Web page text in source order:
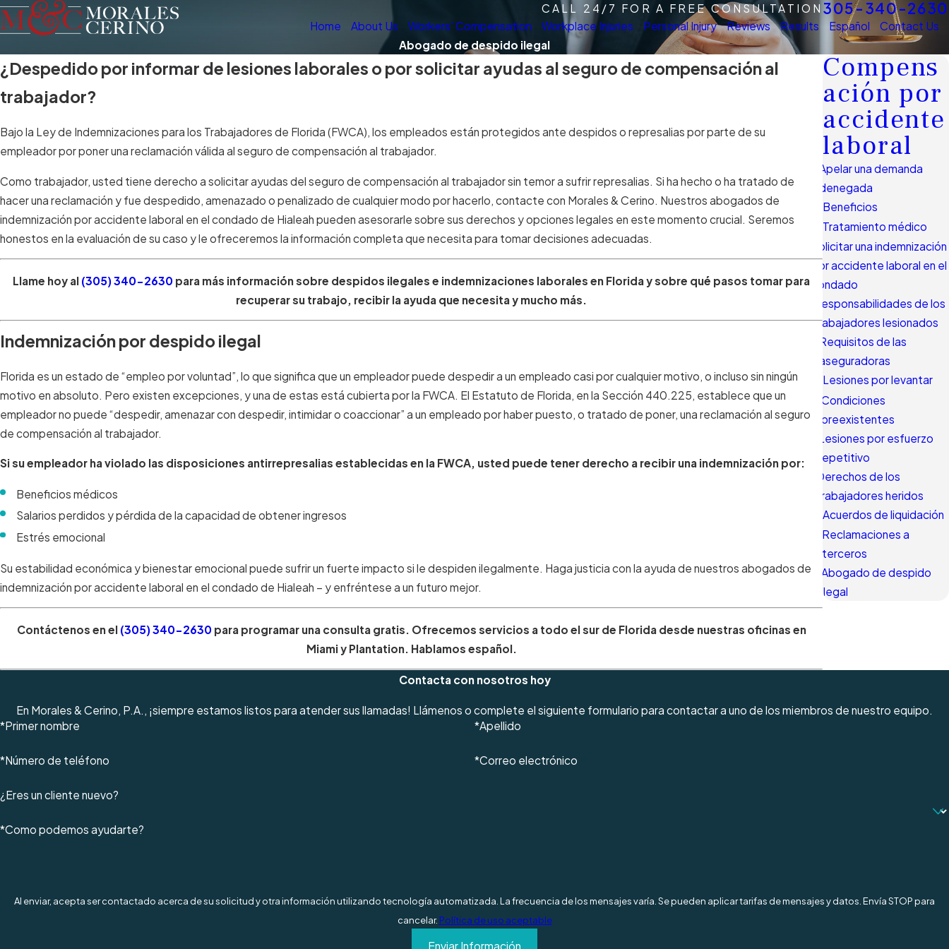
CALL 24/7 FOR A FREE CONSULTATION 305-340-2630
Home About Us Workers' Compensation Workplace Injuries Personal Injury Reviews Results Español
Contact Us
Abogado de despido ilegal
¿Despedido por informar de lesiones laborales o por solicitar ayudas al seguro de compensación al
trabajador?
Bajo la Ley de Indemnizaciones para los Trabajadores de Florida (FWCA), los empleados están protegidos ante despidos o represalias por parte de su
empleador por poner una reclamación válida al seguro de compensación al trabajador.
Como trabajador, usted tiene derecho a solicitar ayudas del seguro de compensación al trabajador sin temor a sufrir represalias. Si ha hecho o ha tratado de
hacer una reclamación y fue despedido, amenazado o penalizado de cualquier modo por hacerlo, contacte con Morales & Cerino. Nuestros abogados de
indemnización por accidente laboral en el condado de Hialeah pueden asesorarle sobre sus derechos y opciones legales en este momento crucial. Seremos
honestos en la evaluación de su caso y le ofreceremos la información completa que necesita para tomar decisiones adecuadas.
Llame hoy al (305) 340-2630 para más información sobre despidos ilegales e indemnizaciones laborales en Florida y sobre qué pasos tomar para
recuperar su trabajo, recibir la ayuda que necesita y mucho más.
Indemnización por despido ilegal
Florida es un estado de “empleo por voluntad”, lo que significa que un empleador puede despedir a un empleado casi por cualquier motivo, o incluso sin ningún
motivo en absoluto. Pero existen excepciones, y una de estas está cubierta por la FWCA. El Estatuto de Florida, en la Sección 440.225, establece que un
empleador no puede “despedir, amenazar con despedir, intimidar o coaccionar” a un empleado por haber puesto, o tratado de poner, una reclamación al seguro
de compensación al trabajador.
Si su empleador ha violado las disposiciones antirrepresalias establecidas en la FWCA, usted puede tener derecho a recibir una indemnización por:
Beneficios médicos
Salarios perdidos y pérdida de la capacidad de obtener ingresos
Estrés emocional
Su estabilidad económica y bienestar emocional puede sufrir un fuerte impacto si le despiden ilegalmente. Haga justicia con la ayuda de nuestros abogados de
indemnización por accidente laboral en el condado de Hialeah – y enfréntese a un futuro mejor.
Contáctenos en el (305) 340-2630 para programar una consulta gratis. Ofrecemos servicios a todo el sur de Florida desde nuestras oficinas en
Miami y Plantation. Hablamos español.
Compens
ación por
accidente
laboral
Apelar una demanda
denegada
Beneficios
Tratamiento médico
Solicitar una indemnización
por accidente laboral en el
condado
Responsabilidades de los
trabajadores lesionados
Requisitos de las
aseguradoras
Lesiones por levantar
Condiciones
preexistentes
Lesiones por esfuerzo
repetitivo
Derechos de los
trabajadores heridos
Acuerdos de liquidación
Reclamaciones a
terceros
Abogado de despido
ilegal
Contacta con nosotros hoy
En Morales & Cerino, P.A., ¡siempre estamos listos para atender sus llamadas! Llámenos o complete el siguiente formulario para contactar a uno de los miembros de nuestro equipo.
*Primer nombre
*Apellido
*Número de teléfono *Correo electrónico
¿Eres un cliente nuevo?
*Como podemos ayudarte?
Al enviar, acepta ser contactado acerca de su solicitud y otra información utilizando tecnología automatizada. La frecuencia de los mensajes varía. Se pueden aplicar tarifas de mensajes y datos. Envía STOP para
cancelar. Política de uso aceptable
Enviar Información